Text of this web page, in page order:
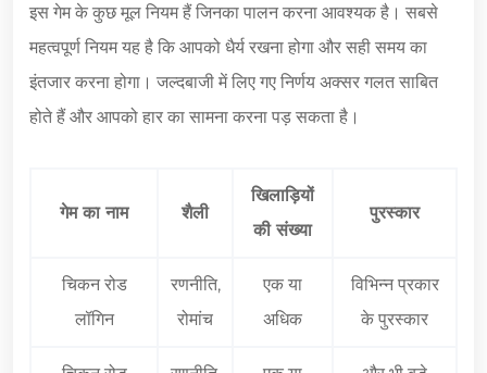
इस गेम के कुछ मूल नियम हैं जिनका पालन करना आवश्यक है। सबसे
महत्वपूर्ण नियम यह है कि आपको धैर्य रखना होगा और सही समय का
इंतजार करना होगा। जल्दबाजी में लिए गए निर्णय अक्सर गलत साबित
होते हैं और आपको हार का सामना करना पड़ सकता है।
गेम का नाम शैली
खिलाड़ियों
की संख्या
पुरस्कार
चिकन रोड
लॉगिन
रणनीति,
रोमांच
एक या
अधिक
विभिन्न प्रकार
के पुरस्कार